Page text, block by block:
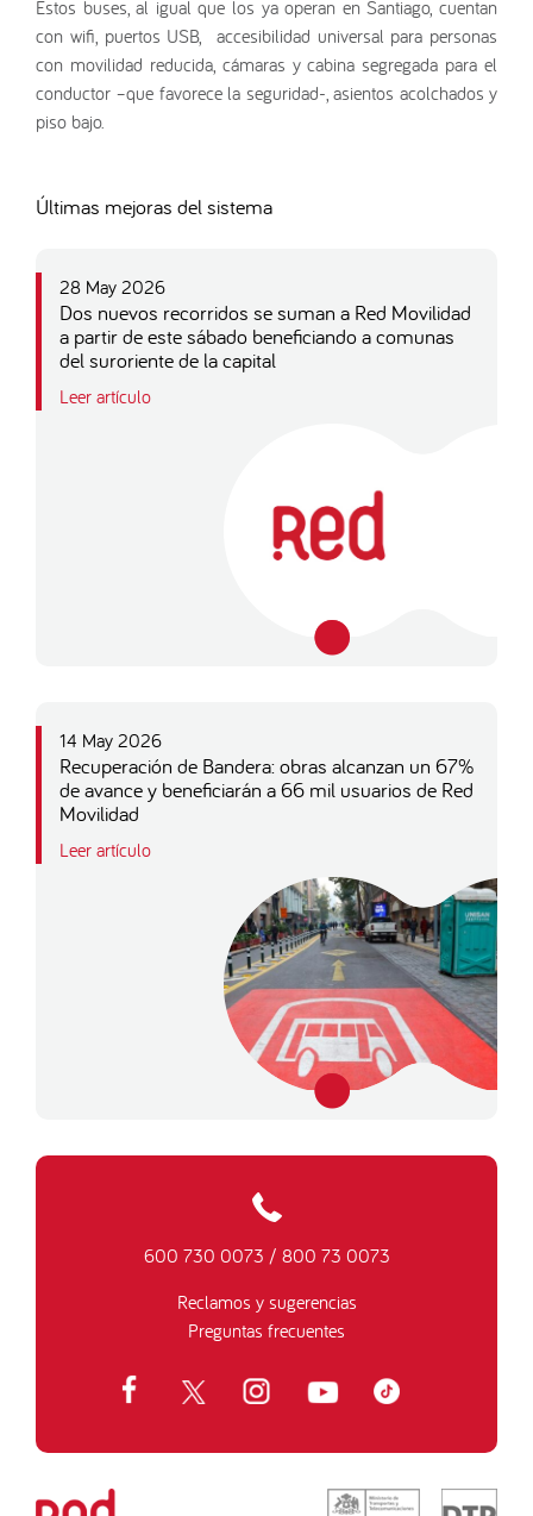
Estos buses, al igual que los ya operan en Santiago, cuentan
con wifi, puertos USB, accesibilidad universal para personas
con movilidad reducida, cámaras y cabina segregada para el
conductor –que favorece la seguridad-, asientos acolchados y
piso bajo.
Últimas mejoras del sistema
28 May 2026
Dos nuevos recorridos se suman a Red Movilidad
a partir de este sábado beneficiando a comunas
del suroriente de la capital
Leer artículo
14 May 2026
Recuperación de Bandera: obras alcanzan un 67%
de avance y beneficiarán a 66 mil usuarios de Red
Movilidad
Leer artículo
600 730 0073 / 800 73 0073
Reclamos y sugerencias
Preguntas frecuentes